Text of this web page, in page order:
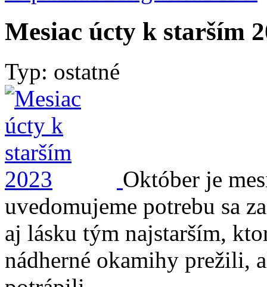
Mesiac úcty k starším
Typ: ostatné
Október je
uvedomujeme potrebu sa
aj lásku tým najstarším,
nádherné okamihy prežili,